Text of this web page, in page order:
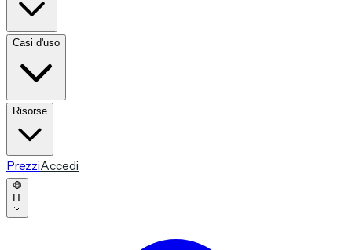
Casi d'uso
Risorse
PrezziAccedi
IT